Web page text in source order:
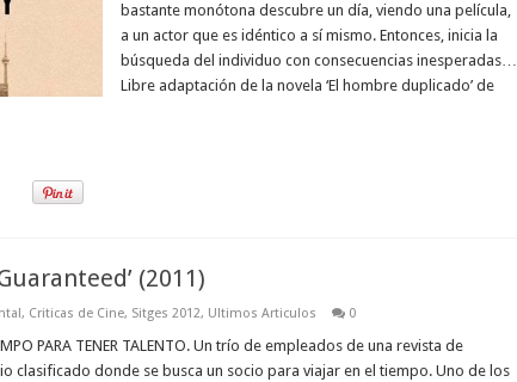
bastante monótona descubre un día, viendo una película,
a un actor que es idéntico a sí mismo. Entonces, inicia la
búsqueda del individuo con consecuencias inesperadas…
Libre adaptación de la novela ‘El hombre duplicado’ de
(2011)
, Criticas de Cine, Sitges 2012, Ultimos Articulos 0
PARA TENER TALENTO. Un trío de empleados de una revista de
clasificado donde se busca un socio para viajar en el tiempo. Uno de los